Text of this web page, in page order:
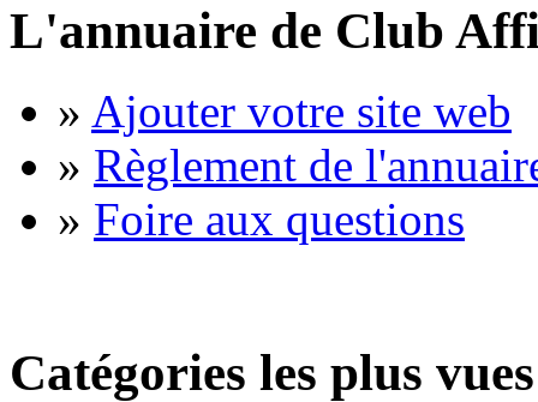
L'annuaire de Club
» Ajouter votre site web
» Règlement de
» Foire aux questions
Catégories les plus vues